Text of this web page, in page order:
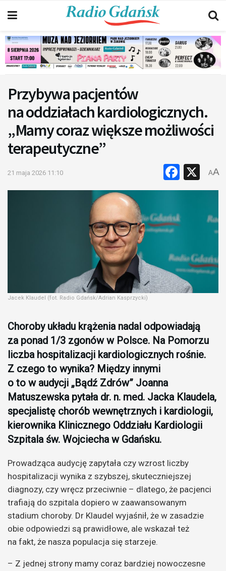
Przybywa pacjentów
na oddziałach kardiologicznych.
„Mamy coraz większe możliwości
terapeutyczne”
21 maja 2026 11:10 X
AA
Jacek Klaudel (fot. Radio Gdańsk/Adrian Kasprzycki)
Choroby układu krążenia nadal odpowiadają
za ponad 1/3 zgonów w Polsce. Na Pomorzu
liczba hospitalizacji kardiologicznych rośnie.
Z czego to wynika? Między innymi
o to w audycji „Bądź Zdrów” Joanna
Matuszewska pytała dr. n. med. Jacka Klaudela,
specjalistę chorób wewnętrznych i kardiologii,
kierownika Klinicznego Oddziału Kardiologii
Szpitala św. Wojciecha w Gdańsku.
Prowadząca audycję zapytała czy wzrost liczby
hospitalizacji wynika z szybszej, skuteczniejszej
diagnozy, czy wręcz przeciwnie – dlatego, że pacjenci
trafiają do szpitala dopiero w zaawansowanym
stadium choroby. Dr Klaudel wyjaśnił, że w zasadzie
obie odpowiedzi są prawidłowe, ale wskazał też
na fakt, że nasza populacja się starzeje.
– Z jednej strony mamy coraz bardziej nowoczesne